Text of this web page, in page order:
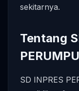
sekitarnya.
Tentang
SD INPRES